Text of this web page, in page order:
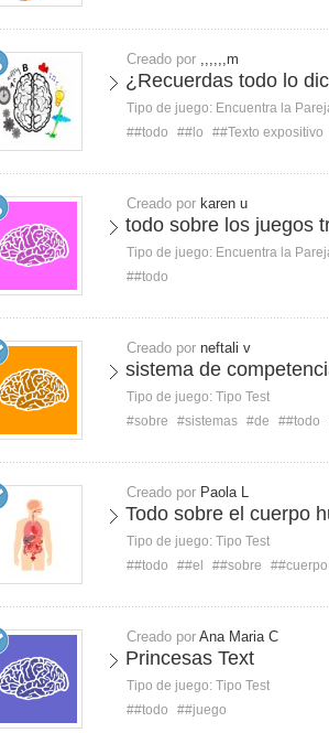
Creado por ,,,,,,m
¿Recuerdas todo lo
Tipo de juego: Encuentra la
##todo
##lo ##Texto expositivo
Creado por karen u
todo sobre los juegos
Tipo de juego: Encuentra la
##todo
Creado por neftali v
sistema de
Tipo de juego: Tipo Test
#sobre
#sistemas #de ##todo
Creado por Paola L
Todo sobre el cuerpo
Tipo de juego: Tipo Test
##todo
##el ##sobre ##cuerpo
Creado por Ana Maria C
Princesas Text
Tipo de juego: Tipo Test
##todo
##juego